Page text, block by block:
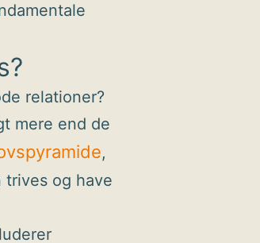
relationer?
mere end de
,
og have